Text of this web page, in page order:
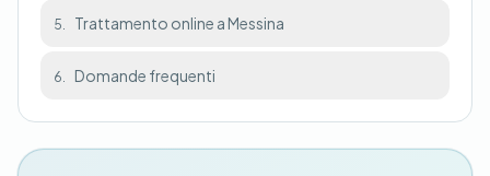
5. Trattamento online a Messina
6. Domande frequenti